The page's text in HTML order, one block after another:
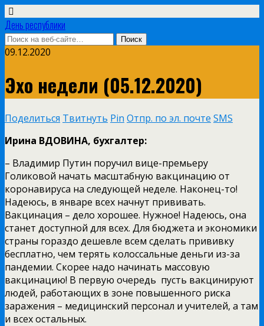
День республики
09.12.2020
Эхо недели (05.12.2020)
Поделиться Твитнуть Pin Отпр. по эл. почте SMS
Ирина ВДОВИНА, бухгалтер:
– Владимир Путин поручил вице-премьеру
Голиковой начать масштабную вакцинацию от
коронавируса на следующей неделе. Наконец-то!
Надеюсь, в январе всех начнут прививать.
Вакцинация – дело хорошее. Нужное! Надеюсь, она
станет доступной для всех. Для бюджета и экономики
страны гораздо дешевле всем сделать прививку
бесплатно, чем терять колоссальные деньги из-за
пандемии. Скорее надо начинать массовую
вакцинацию! В первую очередь пусть вакцинируют
людей, работающих в зоне повышенного риска
заражения – медицинский персонал и учителей, а там
и всех остальных.